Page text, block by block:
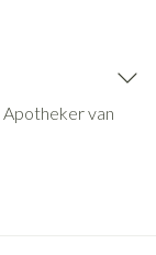
Apotheker van